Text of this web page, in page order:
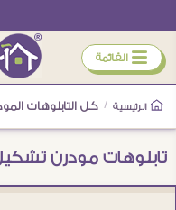
ÿ القائمة
الرئيسية / كل التابلوهات
تابلوهات مودرن